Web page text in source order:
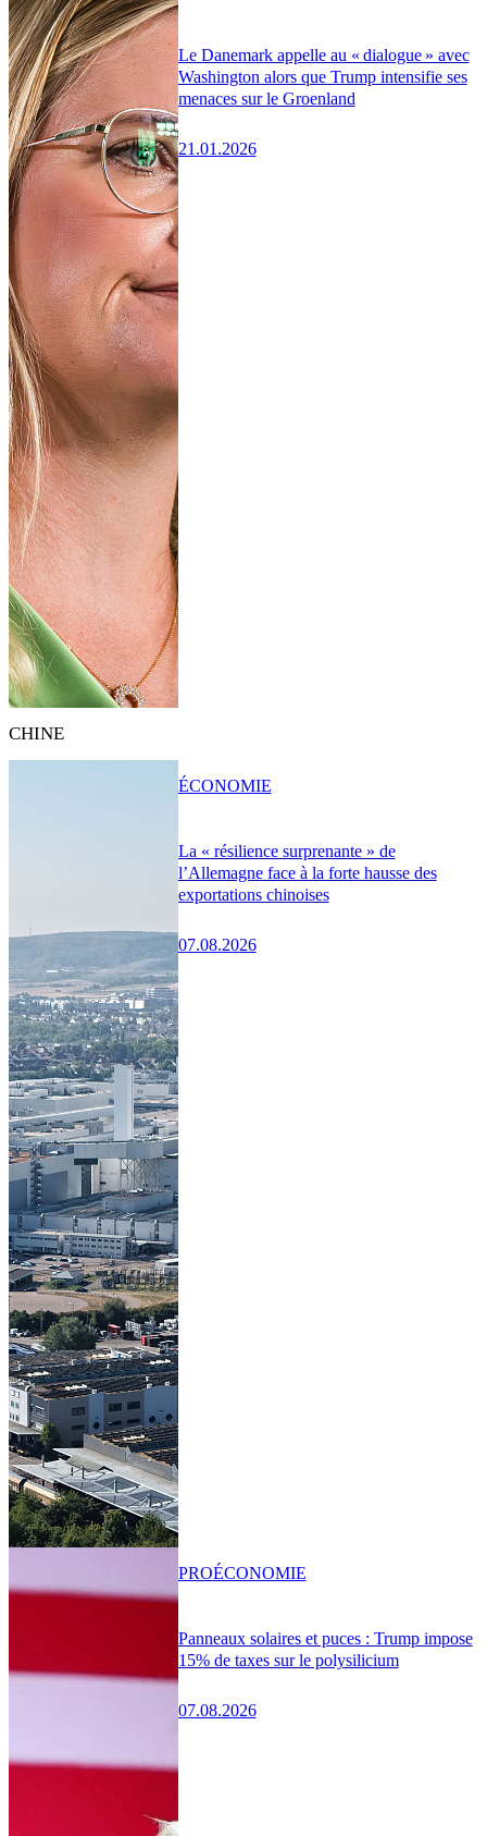
Le Danemark appelle au « dialogue » avec
Washington alors que Trump intensifie ses
menaces sur le Groenland
21.01.2026
CHINE
La « résilience surprenante » de
l’Allemagne face à la forte hausse des
exportations chinoises
07.08.2026
ÉCONOMIE
Panneaux solaires et puces : Trump impose
15% de taxes sur le polysilicium
07.08.2026
PROÉCONOMIE